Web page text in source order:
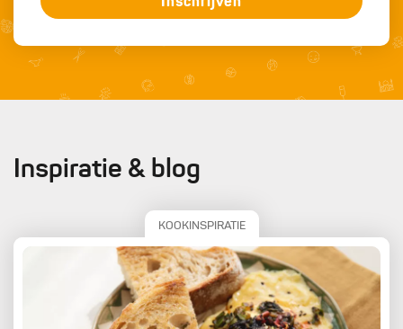
Inschrijven
Inspiratie & blog
KOOKINSPIRATIE